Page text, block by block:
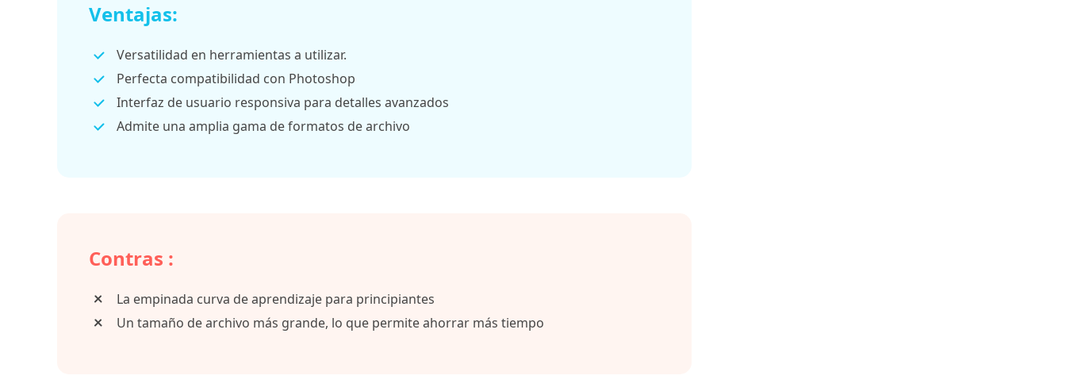
Ventajas:
Versatilidad en herramientas a utilizar.
Perfecta compatibilidad con Photoshop
Interfaz de usuario responsiva para detalles avanzados
Admite una amplia gama de formatos de archivo
Contras :
La empinada curva de aprendizaje para principiantes
Un tamaño de archivo más grande, lo que permite ahorrar más tiempo